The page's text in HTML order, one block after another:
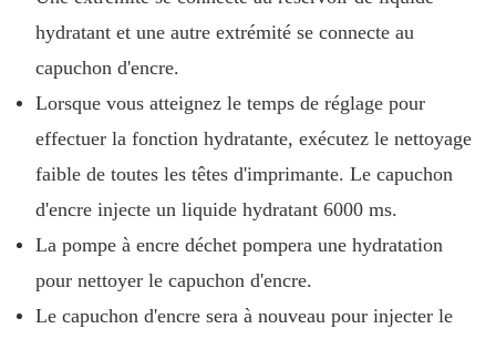
hydratant et une autre extrémité se connecte au
capuchon d'encre.
Lorsque vous atteignez le temps de réglage pour
effectuer la fonction hydratante, exécutez le nettoyage
faible de toutes les têtes d'imprimante. Le capuchon
d'encre injecte un liquide hydratant 6000 ms.
La pompe à encre déchet pompera une hydratation
pour nettoyer le capuchon d'encre.
Le capuchon d'encre sera à nouveau pour injecter le